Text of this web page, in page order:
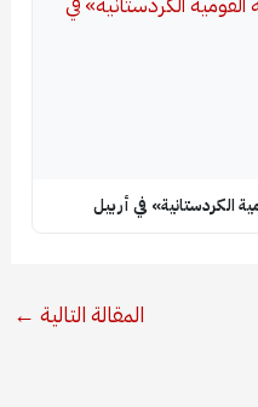
الكردستانية» في أربيل
المقالة التالية ←